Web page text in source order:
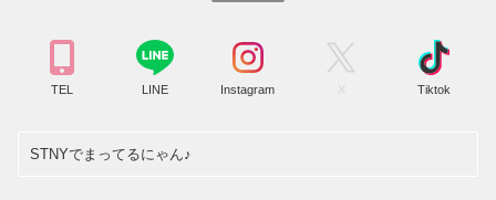
TEL LINE Instagram X Tiktok
STNYでまってるにゃん♪